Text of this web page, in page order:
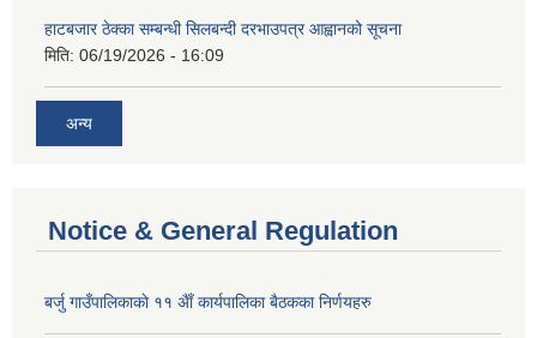
हाटबजार ठेक्का सम्बन्धी सिलबन्दी दरभाउपत्र आह्वानको सूचना
मिति: 06/19/2026 - 16:09
अन्य
Notice & General Regulation
बर्जु गाउँपालिकाकाे ११ अैाँ कार्यपालिका बैठकका निर्णयहरु